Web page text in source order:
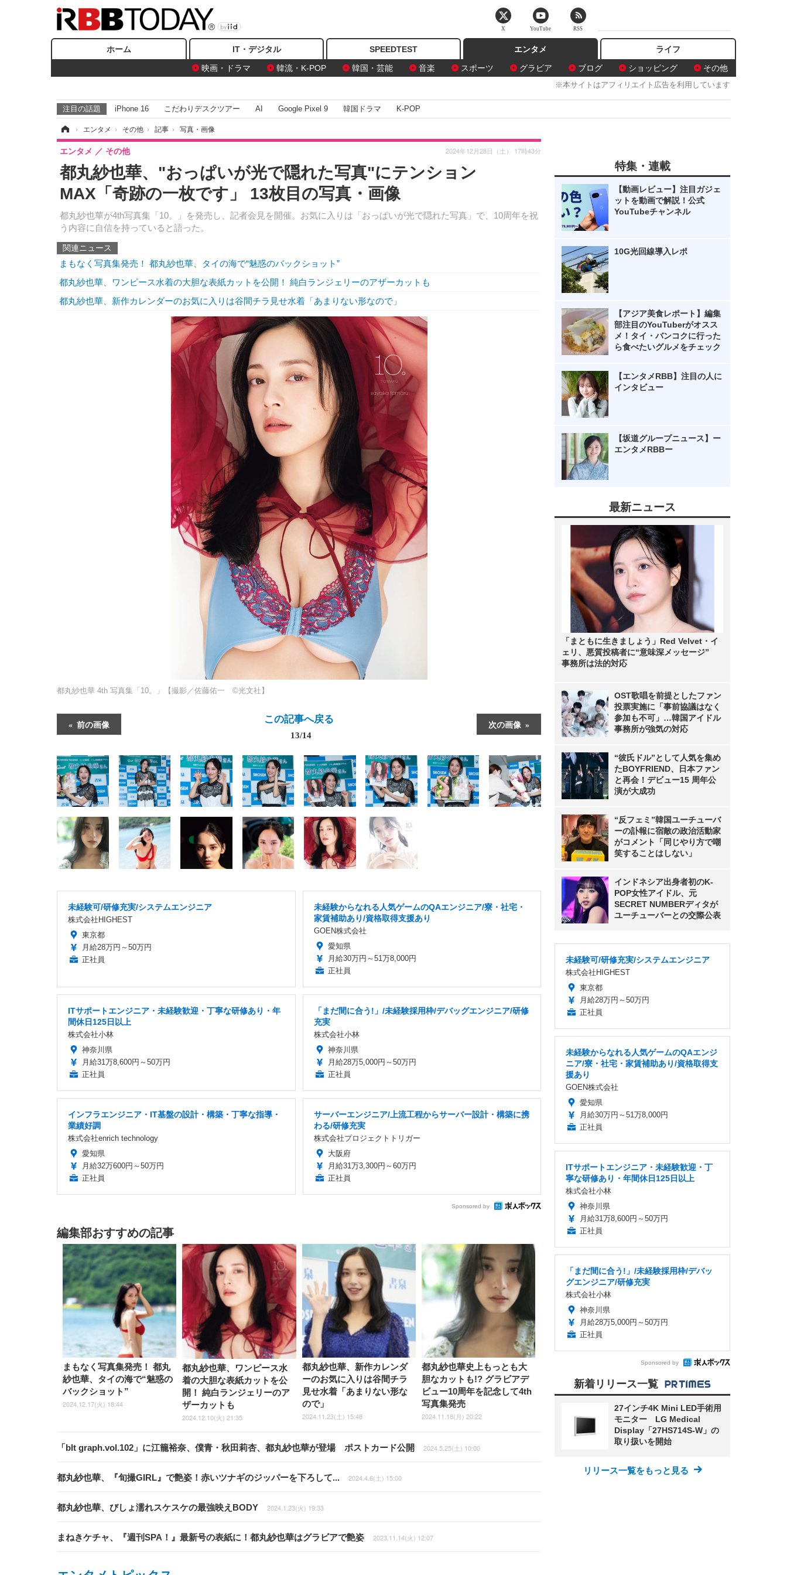
ホーム IT・デジタル SPEEDTEST
エンタメ
映画・ドラマ
韓流・K-POP 韓国・芸能 音楽 スポーツ グラビア ブログ ショッピング その他
ライフ
※本サイトはアフィリエイト広告を利用しています
注目の話題 iPhone 16 こだわりデスクツアー AI Google Pixel 9 韓国ドラマ K-POP
› エンタメ › その他 › 記事 › 写真・画像
都丸紗也華、"おっぱいが光で隠れた写真"にテンション
MAX「奇跡の一枚です」 13枚目の写真・画像
都丸紗也華が4th写真集「10。」を発売し、記者会見を開催。お気に入りは「おっぱいが光で隠れた写真」で、10周年を祝
う内容に自信を持っていると語った。
エンタメ その他 2024年12月28日（土） 17時43分
関連ニュース
まもなく写真集発売！ 都丸紗也華、タイの海で“魅惑のバックショット”
都丸紗也華、ワンピース水着の大胆な表紙カットを公開！ 純白ランジェリーのアザーカットも
都丸紗也華、新作カレンダーのお気に入りは谷間チラ見せ水着「あまりない形なので」
都丸紗也華 4th 写真集「10。」【撮影／佐藤佑一 ©光文社】
前の画像 次の画像
この記事へ戻る
13/14
未経験可/研修充実/システムエンジニア
株式会社HIGHEST
東京都
月給28万円～50万円
正社員
未経験からなれる人気ゲームのQAエンジニア/寮・社宅・
家賃補助あり/資格取得支援あり
GOEN株式会社
愛知県
月給30万円～51万8,000円
正社員
ITサポートエンジニア・未経験歓迎・丁寧な研修あり・年
間休日125日以上
株式会社小林
神奈川県
月給31万8,600円～50万円
正社員
「まだ間に合う!」/未経験採用枠/デバッグエンジニア/研修
充実
株式会社小林
神奈川県
月給28万5,000円～50万円
正社員
インフラエンジニア・IT基盤の設計・構築・丁寧な指導・
業績好調
株式会社enrich technology
愛知県
月給32万600円～50万円
正社員
サーバーエンジニア/上流工程からサーバー設計・構築に携
わる/研修充実
株式会社プロジェクトトリガー
大阪府
月給31万3,300円～60万円
正社員
Sponsored by
編集部おすすめの記事
まもなく写真集発売！ 都丸
紗也華、タイの海で“魅惑の
バックショット”
2024.12.17(火) 18:44
都丸紗也華、ワンピース水
着の大胆な表紙カットを公
開！ 純白ランジェリーのア
ザーカットも
2024.12.10(火) 21:35
都丸紗也華、新作カレンダ
ーのお気に入りは谷間チラ
見せ水着「あまりない形な
ので」
2024.11.23(土) 15:48
都丸紗也華史上もっとも大
胆なカットも!? グラビアデ
ビュー10周年を記念して4th
写真集発売
2024.11.18(月) 20:22
「blt graph.vol.102」に江籠裕奈、僕青・秋田莉杏、都丸紗也華が登場 ポストカード公開 2024.5.25(土) 10:00
都丸紗也華、『旬撮GIRL』で艶姿！赤いツナギのジッパーを下ろして... 2024.4.6(土) 15:00
都丸紗也華、びしょ濡れスケスケの最強映えBODY 2024.1.23(火) 19:33
まねきケチャ、『週刊SPA！』最新号の表紙に！都丸紗也華はグラビアで艶姿 2023.11.14(火) 12:07
特集・連載
【動画レビュー】注目ガジェ
ットを動画で解説！公式
YouTubeチャンネル
10G光回線導入レポ
【アジア美食レポート】編集
部注目のYouTuberがオスス
メ！タイ・バンコクに行った
ら食べたいグルメをチェック
【エンタメRBB】注目の人に
インタビュー
【坂道グループニュース】ー
エンタメRBBー
最新ニュース
「まともに生きましょう」Red Velvet・イ
ェリ、悪質投稿者に“意味深メッセージ”
事務所は法的対応
OST歌唱を前提としたファン
投票実施に「事前協議はなく
参加も不可」…韓国アイドル
事務所が強気の対応
“彼氏ドル”として人気を集め
たBOYFRIEND、日本ファン
と再会！デビュー15 周年公
演が大成功
“反フェミ”韓国ユーチューバ
ーの訃報に宿敵の政治活動家
がコメント「同じやり方で嘲
笑することはしない」
インドネシア出身者初のK-
POP女性アイドル、元
SECRET NUMBERディタが
ユーチューバーとの交際公表
未経験可/研修充実/システムエンジニア
株式会社HIGHEST
東京都
月給28万円～50万円
正社員
未経験からなれる人気ゲームのQAエンジ
ニア/寮・社宅・家賃補助あり/資格取得支
援あり
GOEN株式会社
愛知県
月給30万円～51万8,000円
正社員
ITサポートエンジニア・未経験歓迎・丁
寧な研修あり・年間休日125日以上
株式会社小林
神奈川県
月給31万8,600円～50万円
正社員
「まだ間に合う!」/未経験採用枠/デバッ
グエンジニア/研修充実
株式会社小林
神奈川県
月給28万5,000円～50万円
正社員
Sponsored by
新着リリース一覧
27インチ4K Mini LED手術用
モニター LG Medical
Display「27HS714S-W」の
取り扱いを開始
リリース一覧をもっと見る
X YouTube RSS